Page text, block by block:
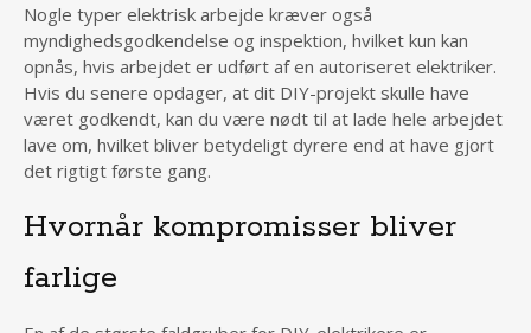
Nogle typer elektrisk arbejde kræver også
myndighedsgodkendelse og inspektion, hvilket kun kan
opnås, hvis arbejdet er udført af en autoriseret elektriker.
Hvis du senere opdager, at dit DIY-projekt skulle have
været godkendt, kan du være nødt til at lade hele arbejdet
lave om, hvilket bliver betydeligt dyrere end at have gjort
det rigtigt første gang.
Hvornår kompromisser bliver
farlige